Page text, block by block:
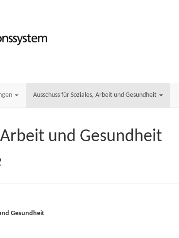
Ausschuss für Soziales, Arbeit und Gesundheit
und Gesundheit
Gesundheit